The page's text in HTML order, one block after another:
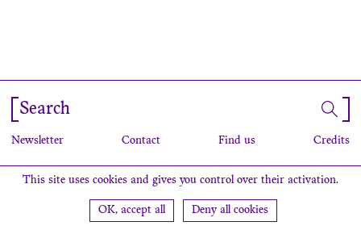
Search
Newsletter Contact Find us Credits
This site uses cookies and gives you control over their activation.
OK, accept all Deny all cookies